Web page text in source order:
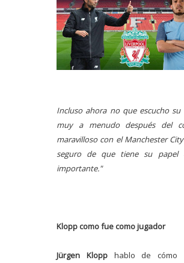
Incluso ahora no que escucho su
muy a menudo después del
maravilloso con el Manchester
seguro de que tiene su papel
importante."
Klopp como fue como jugador
Jürgen Klopp hablo de cómo